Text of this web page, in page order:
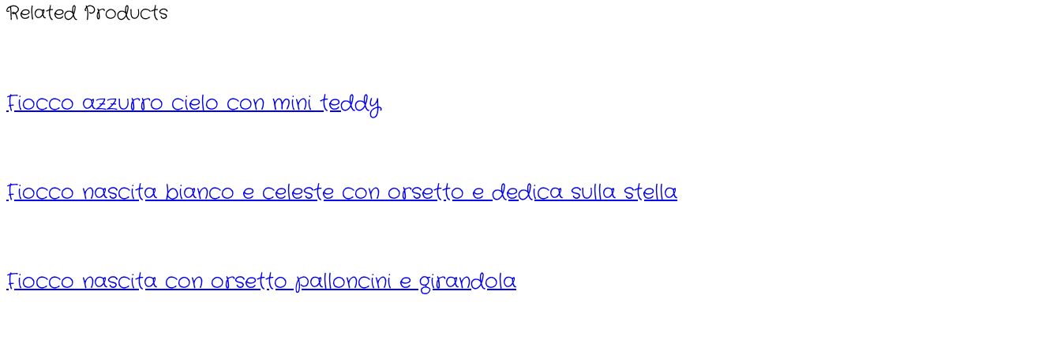
Related Products
Fiocco azzurro cielo con mini teddy
Fiocco nascita bianco e celeste con orsetto e dedica sulla stella
Fiocco nascita con orsetto palloncini e girandola